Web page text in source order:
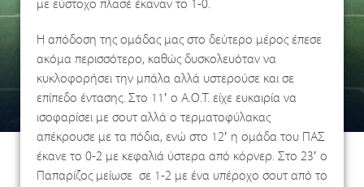
με εύστοχο πλασέ έκαναν το 1-0.
Η απόδοση της ομάδας μας στο δεύτερο μέρος έπεσε
ακόμα περισσότερο, καθώς δυσκολευόταν να
κυκλοφορήσει την μπάλα αλλά υστερούσε και σε
επίπεδο έντασης. Στο 11′ ο Α.Ο.Τ. είχε ευκαιρία να
ισοφαρίσει με σουτ αλλά ο τερματοφύλακας
απέκρουσε με τα πόδια, ενώ στο 12′ η ομάδα του ΠΑΣ
έκανε το 0-2 με κεφαλιά ύστερα από κόρνερ. Στο 23′ ο
Παπαρίζος μείωσε σε 1-2 με ένα υπέροχο σουτ από το